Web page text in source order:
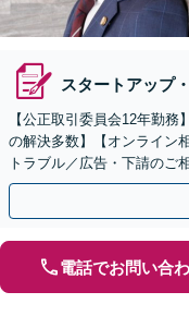
スタートアップ
【公正取引委員会12年勤
の解決多数】【オンライン
トラブル／広告・下請のご
式の相続／誹謗中傷対策／
電話でお問い合